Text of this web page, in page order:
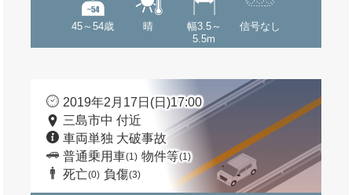
45～54歳 晴
幅3.5～
5.5m
信号なし
2019年2月17日(日)17:00
三島市中 付近
車両単独 大破事故
普通乗用車(1) 物件等(1)
死亡(0) 負傷(3)